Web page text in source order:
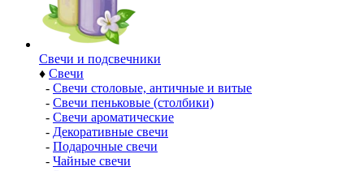
Свечи и подсвечники
♦ Свечи
- Свечи столовые, античные и витые
- Свечи пеньковые (столбики)
- Свечи ароматические
- Декоративные свечи
- Подарочные свечи
- Чайные свечи